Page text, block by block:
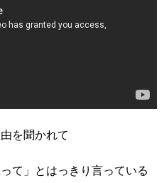
を聞かれて
て」とはっきり言っている